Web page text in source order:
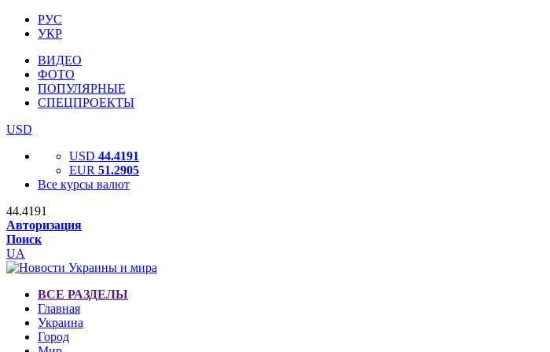
РУС
УКР
ВИДЕО
ФОТО
ПОПУЛЯРНЫЕ
СПЕЦПРОЕКТЫ
USD
USD 44.4191
EUR 51.2905
Все курсы валют
44.4191
Авторизация
Поиск
UA
ВСЕ РАЗДЕЛЫ
Главная
Украина
Город